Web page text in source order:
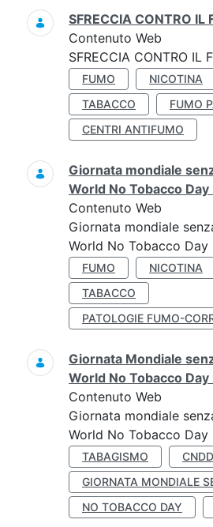
SFRECCIA CONTRO IL
Contenuto Web
SFRECCIA CONTRO IL
FUMO NICOTINA
TABACCO
FUMO
CENTRI ANTIFUMO
Giornata mondiale
World No Tobacco Day
Contenuto Web
Giornata mondiale
World No Tobacco Day
FUMO NICOTINA
TABACCO
PATOLOGIE FUMO-
Giornata Mondiale
World No Tobacco Day
Contenuto Web
Giornata mondiale
World No Tobacco Day
TABAGISMO
CNDD
GIORNATA MONDIALE
NO TOBACCO DAY